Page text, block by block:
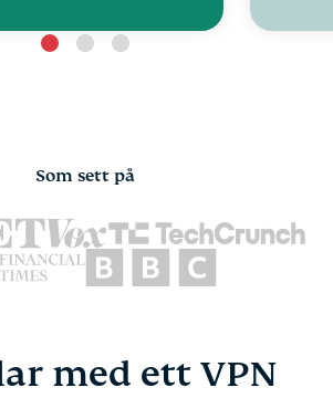
Som sett på
med ett VPN